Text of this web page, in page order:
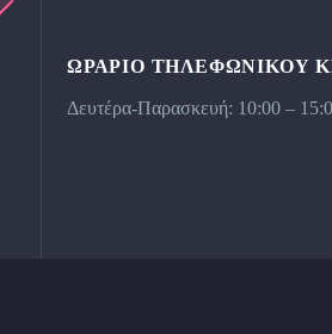
ΩΡΆΡΙΟ ΤΗΛΕΦΩΝΙΚΟΥ
Δευτέρα-Παρασκευή: 10:00 –